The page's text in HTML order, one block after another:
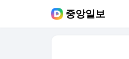
중앙일보